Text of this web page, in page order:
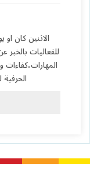
الاثنين كان
للفعاليات